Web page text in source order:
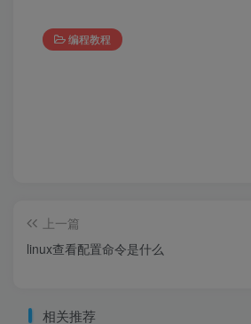
编程教程
上一篇
linux查看配置命令是什么
相关推荐